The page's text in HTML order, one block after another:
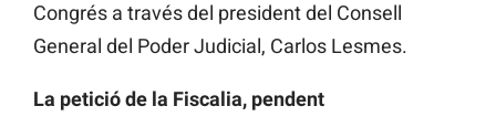
Congrés a través del president del Consell
General del Poder Judicial, Carlos Lesmes.
La petició de la Fiscalia, pendent